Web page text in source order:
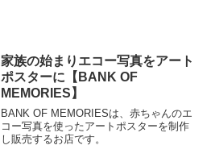
家族の始まりエコー写真をアート
ポスターに【BANK OF
MEMORIES】
BANK OF MEMORIESは、赤ちゃんのエ
コー写真を使ったアートポスターを制作
し販売するお店です。